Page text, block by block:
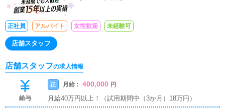
正社員 アルバイト 女性歓迎 未経験可
店舗スタッフ
店舗スタッフの求人情報
給与
正 月給 : 400,000 円
月給40万円以上！（試用期間中（3か月）18万円）